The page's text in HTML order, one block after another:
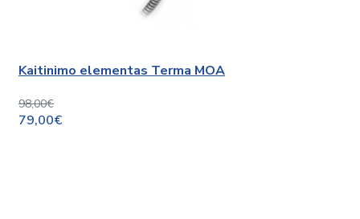
Kaitinimo elementas Terma MOA
98,00€
79,00€